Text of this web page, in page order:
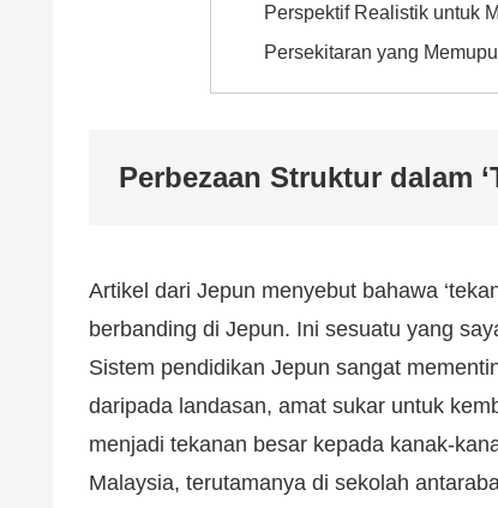
Perspektif Realistik untuk
Persekitaran yang
Perbezaan Struktur dalam
Artikel dari Jepun menyebut bahawa
berbanding di Jepun. Ini sesuatu yang
Sistem pendidikan Jepun sangat
daripada landasan, amat sukar untuk
menjadi tekanan besar kepada kanak-
Malaysia, terutamanya di sekolah